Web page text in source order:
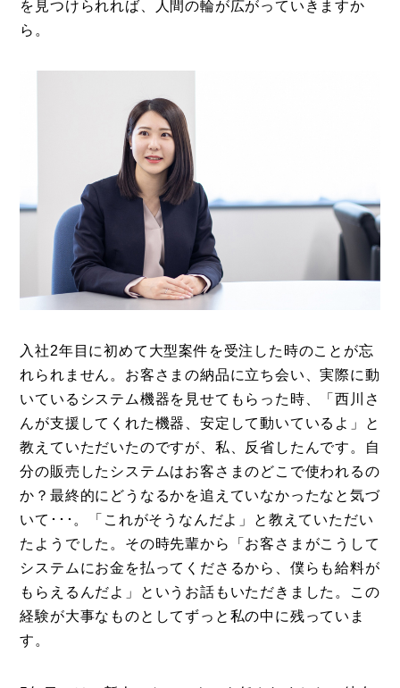
を見つけられれば、人間の輪が広がっていきますか
ら。
入社2年目に初めて大型案件を受注した時のことが忘
れられません。お客さまの納品に立ち会い、実際に動
いているシステム機器を見せてもらった時、「西川さ
んが支援してくれた機器、安定して動いているよ」と
教えていただいたのですが、私、反省したんです。自
分の販売したシステムはお客さまのどこで使われるの
か？最終的にどうなるかを追えていなかったなと気づ
いて･･･。「これがそうなんだよ」と教えていただい
たようでした。その時先輩から「お客さまがこうして
システムにお金を払ってくださるから、僕らも給料が
もらえるんだよ」というお話もいただきました。この
経験が大事なものとしてずっと私の中に残っていま
す。